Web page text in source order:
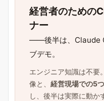
経営者のための
ナー
——後半は、Claude
ブデモ。
エンジニア知識は不要
像と、 経営現場での5
し、後半は実際に動か